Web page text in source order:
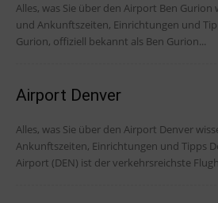
Alles, was Sie über den Airport Ben Gurion
und Ankunftszeiten, Einrichtungen und Tipps Der Flughafen
Gurion, offiziell bekannt als Ben Gurion...
Airport Denver
Alles, was Sie über den Airport Denver
Ankunftszeiten, Einrichtungen und Tipps Denver International
Airport (DEN) ist der verkehrsreichste